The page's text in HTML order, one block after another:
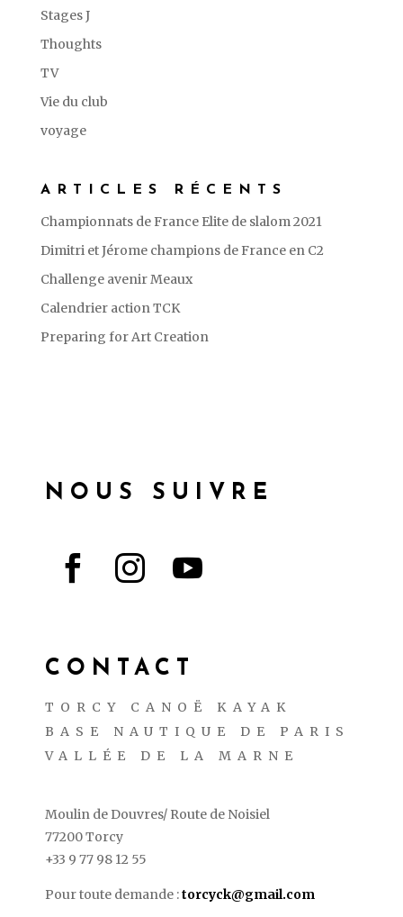
Stages J
Thoughts
TV
Vie du club
voyage
ARTICLES RÉCENTS
Championnats de France Elite de slalom 2021
Dimitri et Jérome champions de France en C2
Challenge avenir Meaux
Calendrier action TCK
Preparing for Art Creation
NOUS SUIVRE
  
CONTACT
TORCY CANOË KAYAK
BASE NAUTIQUE DE PARIS
VALLÉE DE LA MARNE
Moulin de Douvres/ Route de Noisiel
77200 Torcy
+33 9 77 98 12 55
Pour toute demande :torcyck@gmail.com